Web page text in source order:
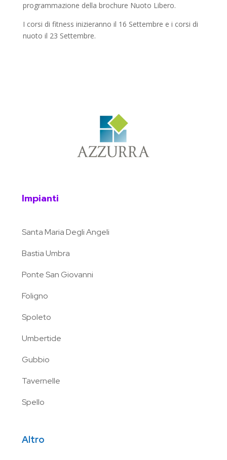
programmazione della brochure Nuoto Libero.
I corsi di fitness inizieranno il 16 Settembre e i corsi di
nuoto il 23 Settembre.
Impianti
Santa Maria Degli Angeli
Bastia Umbra
Ponte San Giovanni
Foligno
Spoleto
Umbertide
Gubbio
Tavernelle
Spello
Altro